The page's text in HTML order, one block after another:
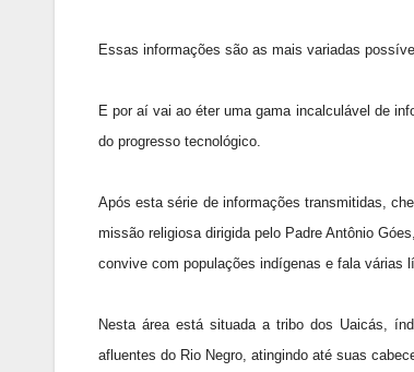
Essas informações são as mais variadas
E por aí vai ao éter uma gama incalculável de
do progresso tecnológico.
Após esta série de informações transmitidas,
missão religiosa dirigida pelo Padre Antônio
convive com populações indígenas e fala várias
Nesta área está situada a tribo dos Uaicás,
afluentes do Rio Negro, atingindo até suas